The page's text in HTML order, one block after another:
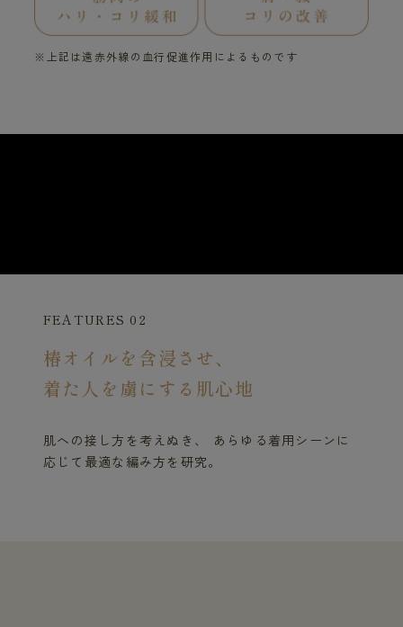
※上記は遠赤外線の血行促進作用によるものです
FEATURES 02
椿オイルを含浸させ、
着た人を虜にする肌心地
肌への接し方を考えぬき、 あらゆる着用シーンに
応じて最適な編み方を研究。